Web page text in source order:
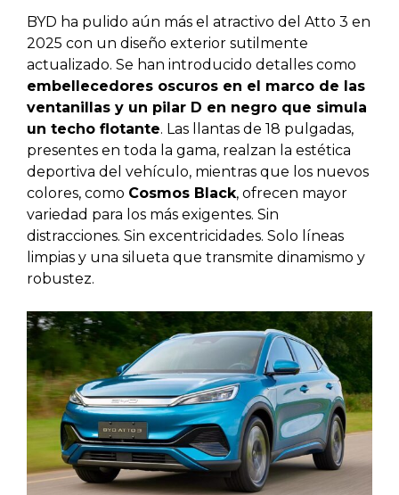
BYD ha pulido aún más el atractivo del Atto 3 en
2025 con un diseño exterior sutilmente
actualizado. Se han introducido detalles como
embellecedores oscuros en el marco de las
ventanillas y un pilar D en negro que simula
un techo flotante. Las llantas de 18 pulgadas,
presentes en toda la gama, realzan la estética
deportiva del vehículo, mientras que los nuevos
colores, como Cosmos Black, ofrecen mayor
variedad para los más exigentes. Sin
distracciones. Sin excentricidades. Solo líneas
limpias y una silueta que transmite dinamismo y
robustez.